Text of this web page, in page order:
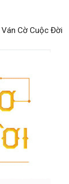
Cờ Cuộc Đời